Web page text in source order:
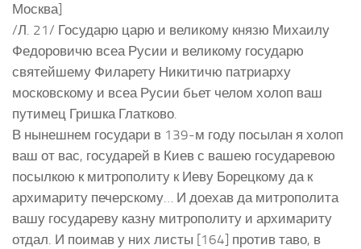
Москва]
/Л. 21/ Государю царю и великому князю Михаилу
Федоровичю всеа Русии и великому государю
святейшему Филарету Никитичю патриарху
московскому и всеа Русии бьет челом холоп ваш
путимец Гришка Глатково.
В нынешнем государи в 139-м году посылан я холоп
ваш от вас, государей в Киев с вашею государевою
посылкою к митрополиту к Иеву Борецкому да к
архимариту печерскому… И доехав да митрополита
вашу государеву казну митрополиту и архимариту
отдал. И поимав у них листы [164] против таво, в